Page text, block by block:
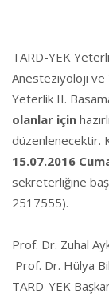
TARD-YEK
Anesteziyoloji ve
Yeterlik II.
olanlar için
düzenlenecektir.
15.07.2016
sekreterliğine
2517555).
Prof.
Prof. Dr. Hülya
TARD-